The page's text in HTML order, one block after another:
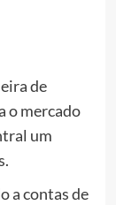
de
o mercado
um
a contas de